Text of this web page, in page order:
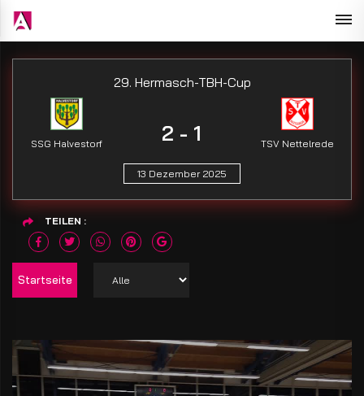
29. Hermasch-TBH-Cup
SSG Halvestorf 2 - 1 TSV Nettelrede
13 Dezember 2025
TEILEN
Startseite